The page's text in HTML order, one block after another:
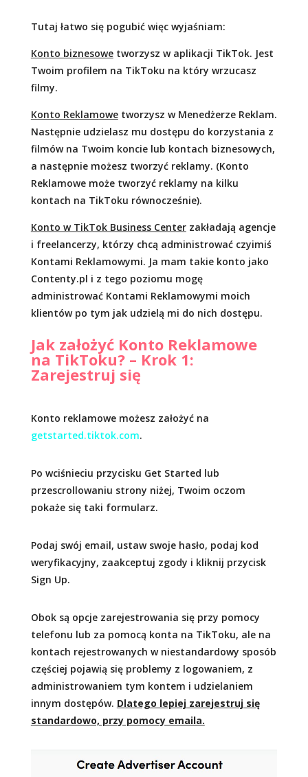
Tutaj łatwo się pogubić więc wyjaśniam:
Konto biznesowetworzysz w aplikacji TikTok. Jest
Twoim profilem na TikToku na który wrzucasz
filmy.
Konto Reklamowetworzysz w Menedżerze Reklam.
Następnie udzielasz mu dostępu do korzystania z
filmów na Twoim koncie lub kontach biznesowych,
a następnie możesz tworzyć reklamy. (Konto
Reklamowe może tworzyć reklamy na kilku
kontach na TikToku równocześnie).
Konto w TikTok Business Centerzakładają agencje
i freelancerzy, którzy chcą administrować czyimiś
Kontami Reklamowymi. Ja mam takie konto jako
Contenty.pl i z tego poziomu mogę
administrować Kontami Reklamowymi moich
klientów po tym jak udzielą mi do nich dostępu.
Jak założyć Konto Reklamowe
na TikToku? – Krok 1:
Zarejestruj się
Konto reklamowe możesz założyć na
getstarted.tiktok.com.
Po wciśnieciu przycisku Get Started lub
przescrollowaniu strony niżej, Twoim oczom
pokaże się taki formularz.
Podaj swój email, ustaw swoje hasło, podaj kod
weryfikacyjny, zaakceptuj zgody i kliknij przycisk
Sign Up.
Obok są opcje zarejestrowania się przy pomocy
telefonu lub za pomocą konta na TikToku, ale na
kontach rejestrowanych w niestandardowy sposób
częściej pojawią się problemy z logowaniem, z
administrowaniem tym kontem i udzielaniem
innym dostępów. Dlatego lepiej zarejestruj się
standardowo, przy pomocy emaila.